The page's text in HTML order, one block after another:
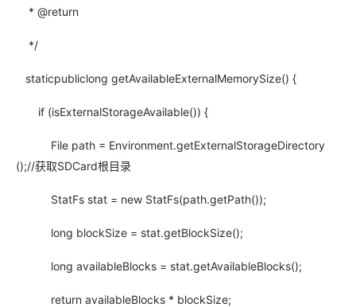
* @return
*/
staticpubliclong getAvailableExternalMemorySize() {
if (isExternalStorageAvailable()) {
File path = Environment.getExternalStorageDirectory
();//获取SDCard根目录
StatFs stat = new StatFs(path.getPath());
long blockSize = stat.getBlockSize();
long availableBlocks = stat.getAvailableBlocks();
return availableBlocks * blockSize;